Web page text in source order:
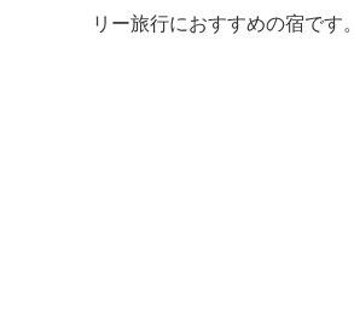
リー旅行におすすめの宿です。